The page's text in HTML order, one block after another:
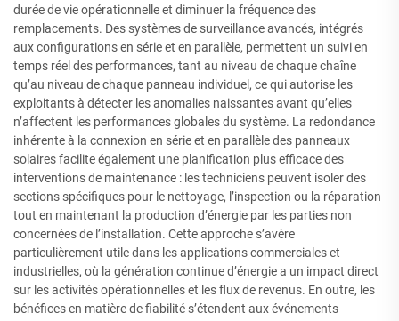
durée de vie opérationnelle et diminuer la fréquence des
remplacements. Des systèmes de surveillance avancés, intégrés
aux configurations en série et en parallèle, permettent un suivi en
temps réel des performances, tant au niveau de chaque chaîne
qu’au niveau de chaque panneau individuel, ce qui autorise les
exploitants à détecter les anomalies naissantes avant qu’elles
n’affectent les performances globales du système. La redondance
inhérente à la connexion en série et en parallèle des panneaux
solaires facilite également une planification plus efficace des
interventions de maintenance : les techniciens peuvent isoler des
sections spécifiques pour le nettoyage, l’inspection ou la réparation
tout en maintenant la production d’énergie par les parties non
concernées de l’installation. Cette approche s’avère
particulièrement utile dans les applications commerciales et
industrielles, où la génération continue d’énergie a un impact direct
sur les activités opérationnelles et les flux de revenus. En outre, les
bénéfices en matière de fiabilité s’étendent aux événements